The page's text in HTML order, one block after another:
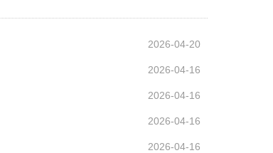
2026-04-20
2026-04-16
2026-04-16
2026-04-16
2026-04-16